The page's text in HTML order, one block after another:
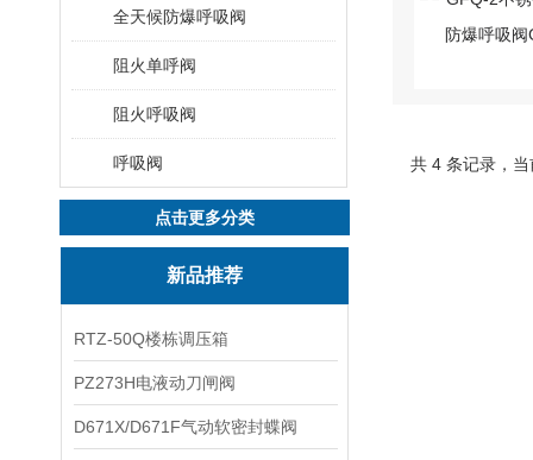
全天候防爆呼吸阀
阻火单呼阀
阻火呼吸阀
呼吸阀
点击更多分类
新品推荐
RTZ-50Q楼栋调压箱
PZ273H电液动刀闸阀
D671X/D671F气动软密封蝶阀
共 4 条记录，